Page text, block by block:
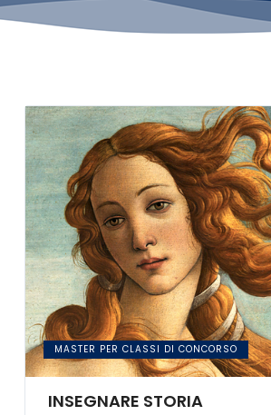
MASTER PER CLASSI DI CONCORSO
INSEGNARE STORIA